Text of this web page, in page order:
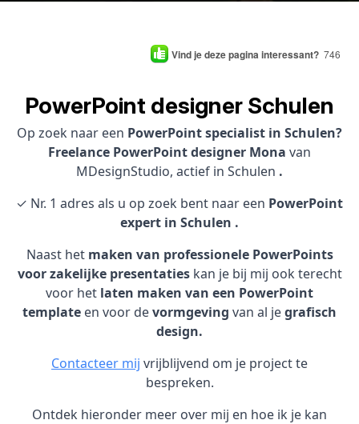
Vind je deze pagina interessant? 746
PowerPoint designer Schulen
Op zoek naar een PowerPoint specialist in Schulen?
Freelance PowerPoint designer Mona van
MDesignStudio, actief in Schulen .
✓ Nr. 1 adres als u op zoek bent naar een PowerPoint
expert in Schulen .
Naast het maken van professionele PowerPoints
voor zakelijke presentatieskan je bij mij ook terecht
voor het laten maken van een PowerPoint
template en voor devormgeving van al jegrafisch
design.
Contacteer mij vrijblijvend om je project te
bespreken.
Ontdek hieronder meer over mij en hoe ik je kan